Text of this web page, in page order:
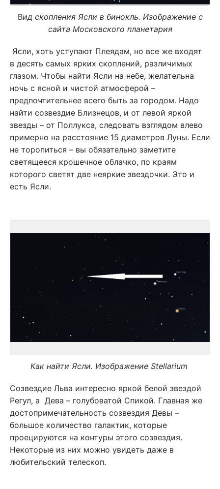
Вид скопления Ясли в бинокль. Изображение с
сайта Московского планетария
Ясли, хоть уступают Плеядам, но все же входят
в десять самых ярких скоплений, различимых
глазом. Чтобы найти Ясли на небе, желательна
ночь с ясной и чистой атмосферой –
предпочтительнее всего быть за городом. Надо
найти созвездие Близнецов, и от левой яркой
звезды – от Поллукса, следовать взглядом влево
примерно на расстояние 15 диаметров Луны. Если
не торопиться – вы обязательно заметите
светящееся крошечное облачко, по краям
которого светят две неяркие звездочки. Это и
есть Ясли.
Как найти Ясли. Изображение Stellarium
Созвездие Льва интересно яркой белой звездой
Регул, а Дева – голубоватой Спикой. Главная же
достопримечательность созвездия Девы –
большое количество галактик, которые
проецируются на контуры этого созвездия.
Некоторые из них можно увидеть даже в
любительский телескоп.